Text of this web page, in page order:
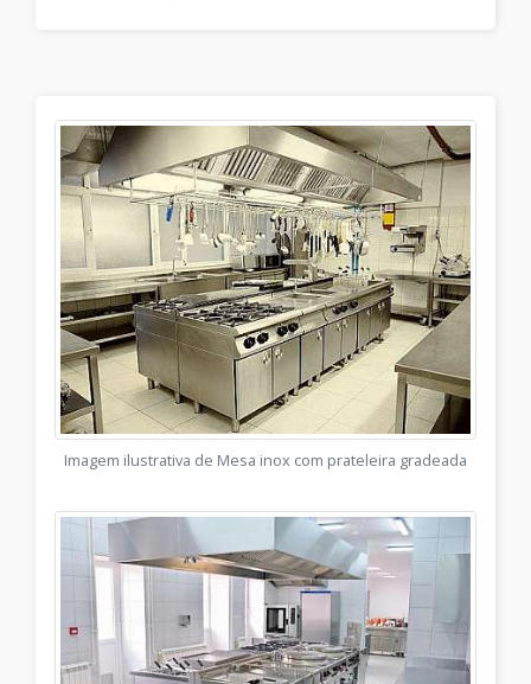
Imagem ilustrativa de Mesa inox com prateleira gradeada